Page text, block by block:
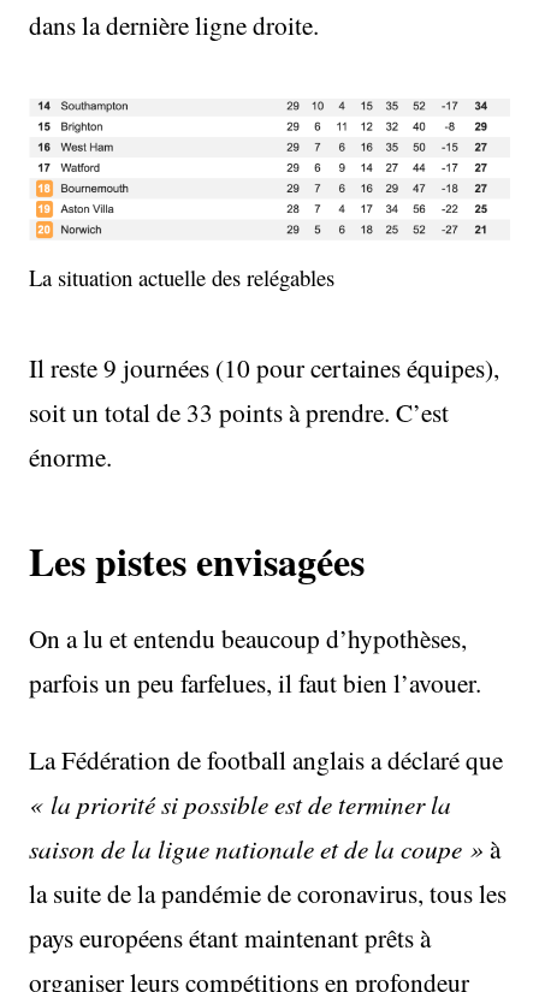
dans la dernière ligne droite.
La situation actuelle des relégables
Il reste 9 journées (10 pour certaines équipes),
soit un total de 33 points à prendre. C’est
énorme.
Les pistes envisagées
On a lu et entendu beaucoup d’hypothèses,
parfois un peu farfelues, il faut bien l’avouer.
La Fédération de football anglais a déclaré que
« la priorité si possible est de terminer la
saison de la ligue nationale et de la coupe » à
la suite de la pandémie de coronavirus, tous les
pays européens étant maintenant prêts à
organiser leurs compétitions en profondeur